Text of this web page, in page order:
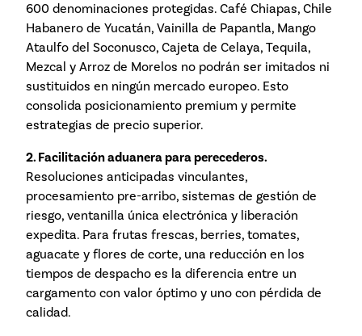
600 denominaciones protegidas. Café Chiapas, Chile
Habanero de Yucatán, Vainilla de Papantla, Mango
Ataulfo del Soconusco, Cajeta de Celaya, Tequila,
Mezcal y Arroz de Morelos no podrán ser imitados ni
sustituidos en ningún mercado europeo. Esto
consolida posicionamiento premium y permite
estrategias de precio superior.
2. Facilitación aduanera para perecederos.
Resoluciones anticipadas vinculantes,
procesamiento pre-arribo, sistemas de gestión de
riesgo, ventanilla única electrónica y liberación
expedita. Para frutas frescas, berries, tomates,
aguacate y flores de corte, una reducción en los
tiempos de despacho es la diferencia entre un
cargamento con valor óptimo y uno con pérdida de
calidad.